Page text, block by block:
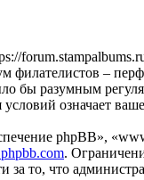
филателистов –
бы разумным
означает
phpBB»,
.
за то, что